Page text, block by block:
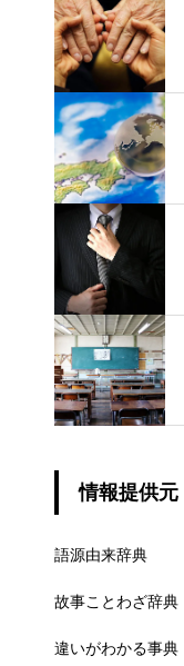
情報提供元
語源由来辞典
故事ことわざ辞典
違いがわかる事典